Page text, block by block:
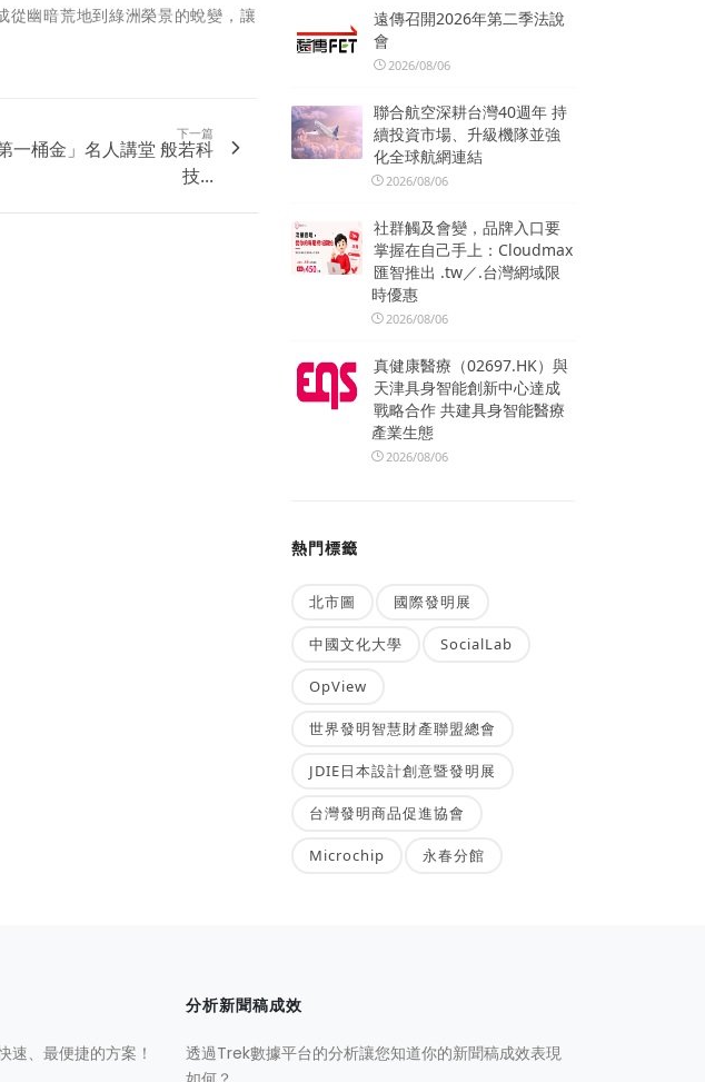
從幽暗荒地到綠洲榮景的蛻變，讓
下一篇
一桶金」名人講堂 般若科
技...
遠傳召開2026年第二季法說
會
2026/08/06
聯合航空深耕台灣40週年 持
續投資市場、升級機隊並強
化全球航網連結
2026/08/06
社群觸及會變，品牌入口要
掌握在自己手上：Cloudmax
匯智推出 .tw／.台灣網域限
時優惠
2026/08/06
真健康醫療（02697.HK）與
天津具身智能創新中心達成
戰略合作 共建具身智能醫療
產業生態
2026/08/06
熱門標籤
北市圖 國際發明展
中國文化大學 SocialLab
OpView
世界發明智慧財產聯盟總會
JDIE日本設計創意暨發明展
台灣發明商品促進協會
Microchip 永春分館
速、最便捷的方案！
分析新聞稿成效
透過Trek數據平台的分析讓您知道你的新聞稿成效表現